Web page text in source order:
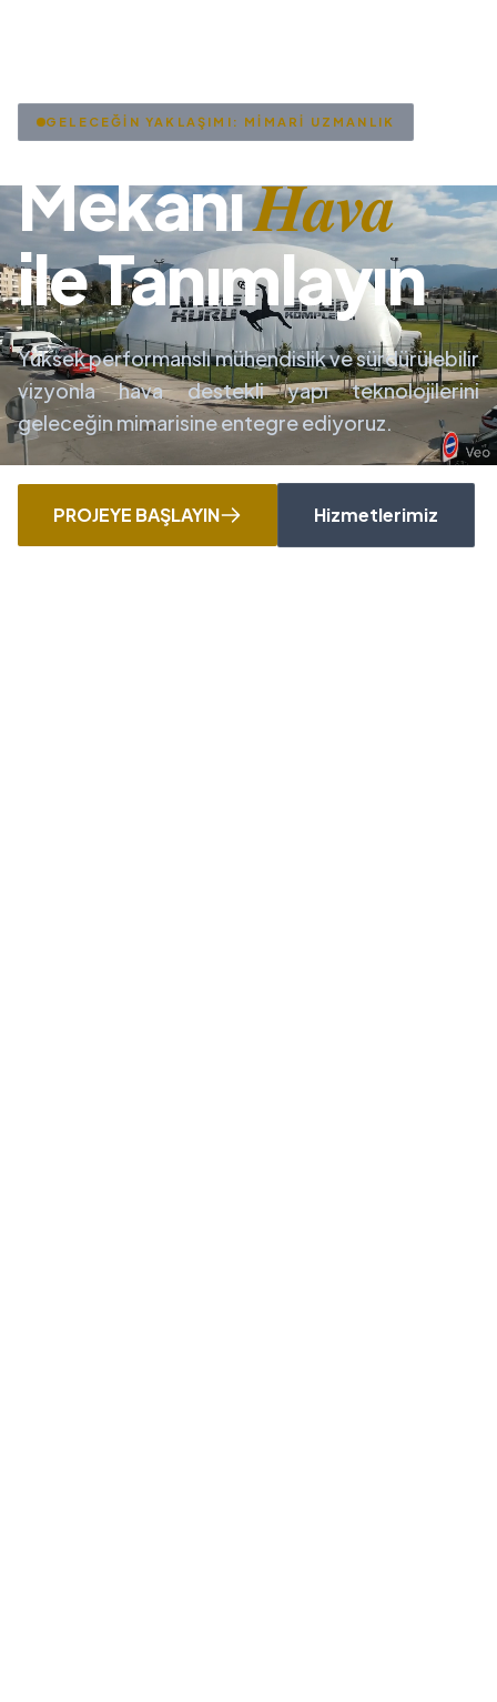
GELECEĞİN YAKLAŞIMI: MİMARİ UZMANLIK
MekanıHava
ile Tanımlayın
Yüksek performanslı mühendislik ve sürdürülebilir
vizyonla hava destekli yapı teknolojilerini
geleceğin mimarisine entegre ediyoruz.
PROJEYE BAŞLAYIN Hizmetlerimiz